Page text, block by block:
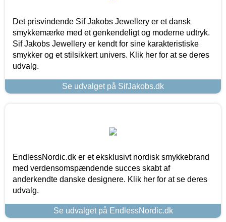
Det prisvindende Sif Jakobs Jewellery er et dansk
smykkemærke med et genkendeligt og moderne udtryk.
Sif Jakobs Jewellery er kendt for sine karakteristiske
smykker og et stilsikkert univers. Klik her for at se deres
udvalg.
Se udvalget på SifJakobs.dk
EndlessNordic.dk er et eksklusivt nordisk smykkebrand
med verdensomspændende succes skabt af
anderkendte danske designere. Klik her for at se deres
udvalg.
Se udvalget på EndlessNordic.dk